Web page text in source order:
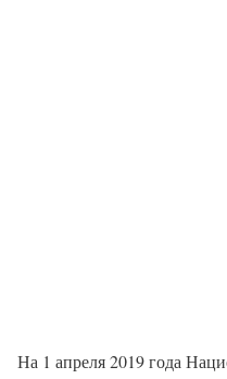
На 1 апреля 2019 года